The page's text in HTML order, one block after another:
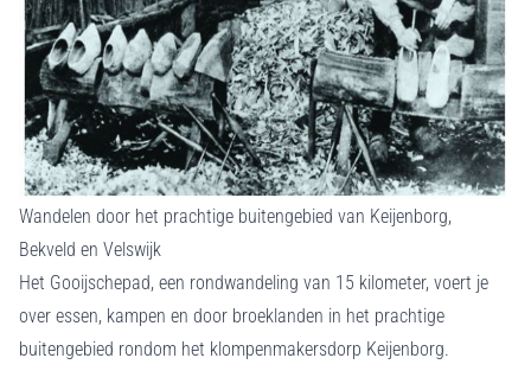
Wandelen door het prachtige buitengebied van Keijenborg,
Bekveld en Velswijk
Het Gooijschepad, een rondwandeling van 15 kilometer, voert je
over essen, kampen en door broeklanden in het prachtige
buitengebied rondom het klompenmakersdorp Keijenborg.